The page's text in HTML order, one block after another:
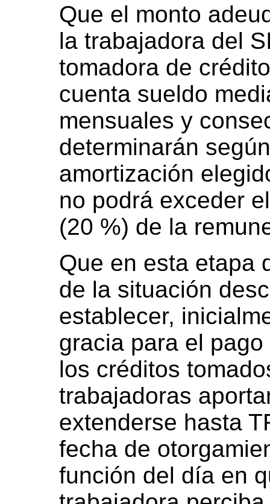
Que el monto
la trabajadora del
tomadora de
cuenta sueldo
mensuales y
determinarán
amortización
no podrá exceder
(20 %) de la
Que en esta etapa
de la situación
establecer,
gracia para el
los créditos
trabajadoras
extenderse hasta
fecha de
función del día en